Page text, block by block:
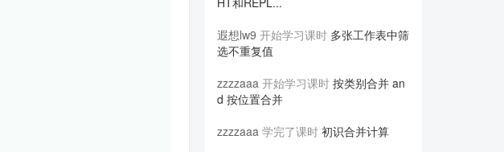
遐想lw9 开始学习课时 多张工作表中筛
选不重复值
zzzzaaa 开始学习课时 按类别合并 an
d 按位置合并
zzzzaaa 学完了课时 初识合并计算